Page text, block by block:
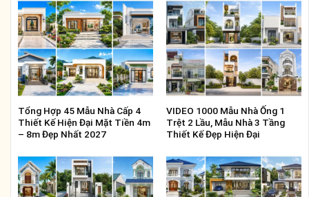
Tổng Hợp 45 Mẫu Nhà Cấp 4
Thiết Kế Hiện Đại Mặt Tiền 4m
– 8m Đẹp Nhất 2027
VIDEO 1000 Mẫu Nhà Ống 1
Trệt 2 Lầu, Mẫu Nhà 3 Tầng
Thiết Kế Đẹp Hiện Đại